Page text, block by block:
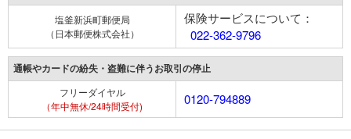
塩釜新浜町郵便局
（日本郵便株式会社）
保険サービスについて：
022-362-9796
通帳やカードの紛失・盗難に伴うお取引の停止
フリーダイヤル
（年中無休/24時間受付)
0120-794889